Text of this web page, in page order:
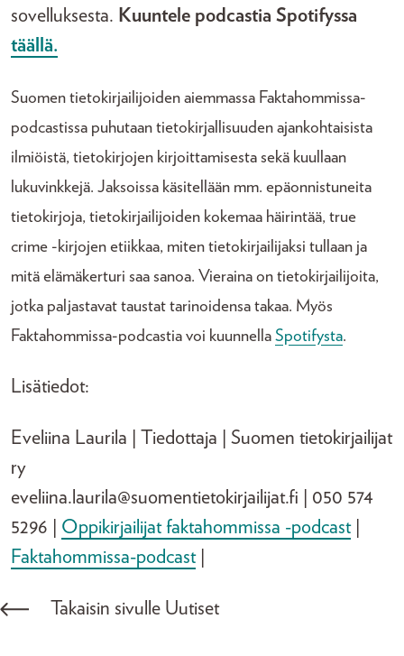
sovelluksesta. Kuuntele podcastia Spotifyssa
täällä.
Suomen tietokirjailijoiden aiemmassa Faktahommissa-
podcastissa puhutaan tietokirjallisuuden ajankohtaisista
ilmiöistä, tietokirjojen kirjoittamisesta sekä kuullaan
lukuvinkkejä. Jaksoissa käsitellään mm. epäonnistuneita
tietokirjoja, tietokirjailijoiden kokemaa häirintää, true
crime -kirjojen etiikkaa, miten tietokirjailijaksi tullaan ja
mitä elämäkerturi saa sanoa. Vieraina on tietokirjailijoita,
jotka paljastavat taustat tarinoidensa takaa. Myös
Faktahommissa-podcastia voi kuunnella Spotifysta.
Lisätiedot:
Eveliina Laurila | Tiedottaja | Suomen tietokirjailijat
ry
eveliina.laurila@suomentietokirjailijat.fi | 050 574
5296 | Oppikirjailijat faktahommissa -podcast|
Faktahommissa-podcast|
Takaisin sivulle Uutiset